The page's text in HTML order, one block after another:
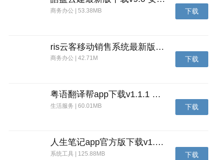
商务办公 | 53.38MB 下载
ris云客移动销售系统最新版下载v1.1.25 安卓手机版
商务办公 | 42.71M 下载
粤语翻译帮app下载v1.1.1 安卓版
生活服务 | 60.01MB 下载
人生笔记app官方版下载v1.19.4 安卓版
系统工具 | 125.88MB 下载